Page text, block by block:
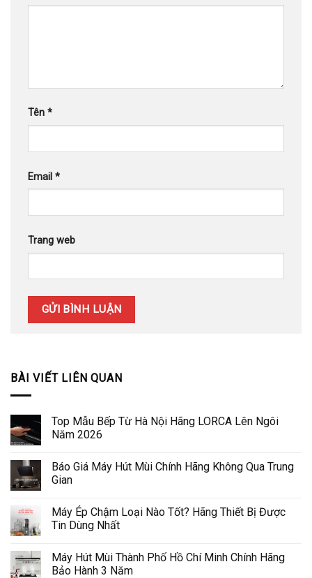
Tên *
Email *
Trang web
BÀI VIẾT LIÊN QUAN
Top Mẫu Bếp Từ Hà Nội Hãng LORCA Lên Ngôi
Năm 2026
Báo Giá Máy Hút Mùi Chính Hãng Không Qua Trung
Gian
Máy Ép Chậm Loại Nào Tốt? Hãng Thiết Bị Được
Tin Dùng Nhất
Máy Hút Mùi Thành Phố Hồ Chí Minh Chính Hãng
Bảo Hành 3 Năm